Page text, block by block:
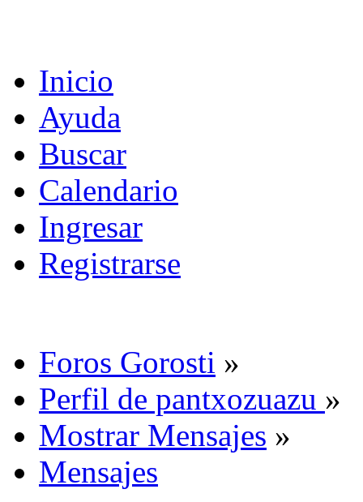
Inicio
Ayuda
Buscar
Calendario
Ingresar
Registrarse
Foros Gorosti »
Perfil de pantxozuazu »
Mostrar Mensajes »
Mensajes